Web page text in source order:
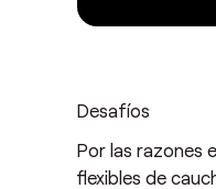
Desafíos
Por las razones
flexibles de